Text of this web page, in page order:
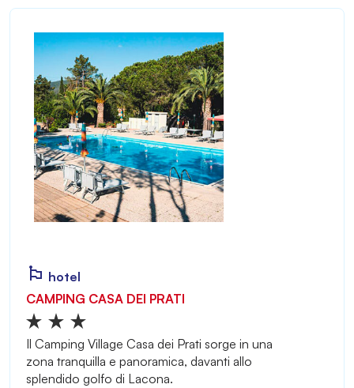
hotel
CAMPING CASA DEI PRATI
Il Camping Village Casa dei Prati sorge in una
zona tranquilla e panoramica, davanti allo
splendido golfo di Lacona.